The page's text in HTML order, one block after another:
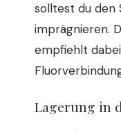
solltest du den
imprägnieren.
empfiehlt
Lagerung in